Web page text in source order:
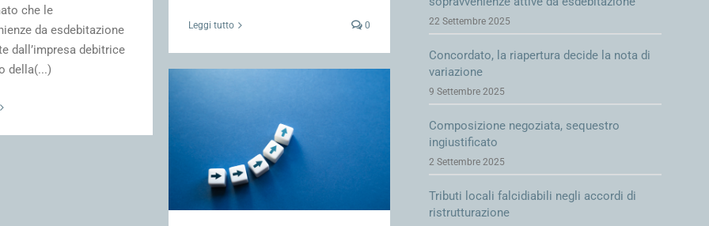
che le
da esdebitazione
dall’impresa debitrice
della(...)
Leggi tutto 0
negoziata, sequestro
22 Settembre 2025
Concordato, la riapertura decide la nota di
variazione
9 Settembre 2025
Composizione negoziata, sequestro
ingiustificato
2 Settembre 2025
Tributi locali falcidiabili negli accordi di
ristrutturazione